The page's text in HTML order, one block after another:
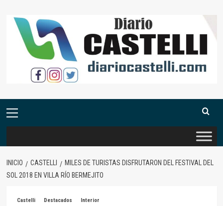
contenido
Menú
INICIO CASTELLI
MILES DE TURISTAS DISFRUTARON DEL FESTIVAL DEL
SOL 2018 EN VILLA RÍO BERMEJITO
Castelli Destacados Interior